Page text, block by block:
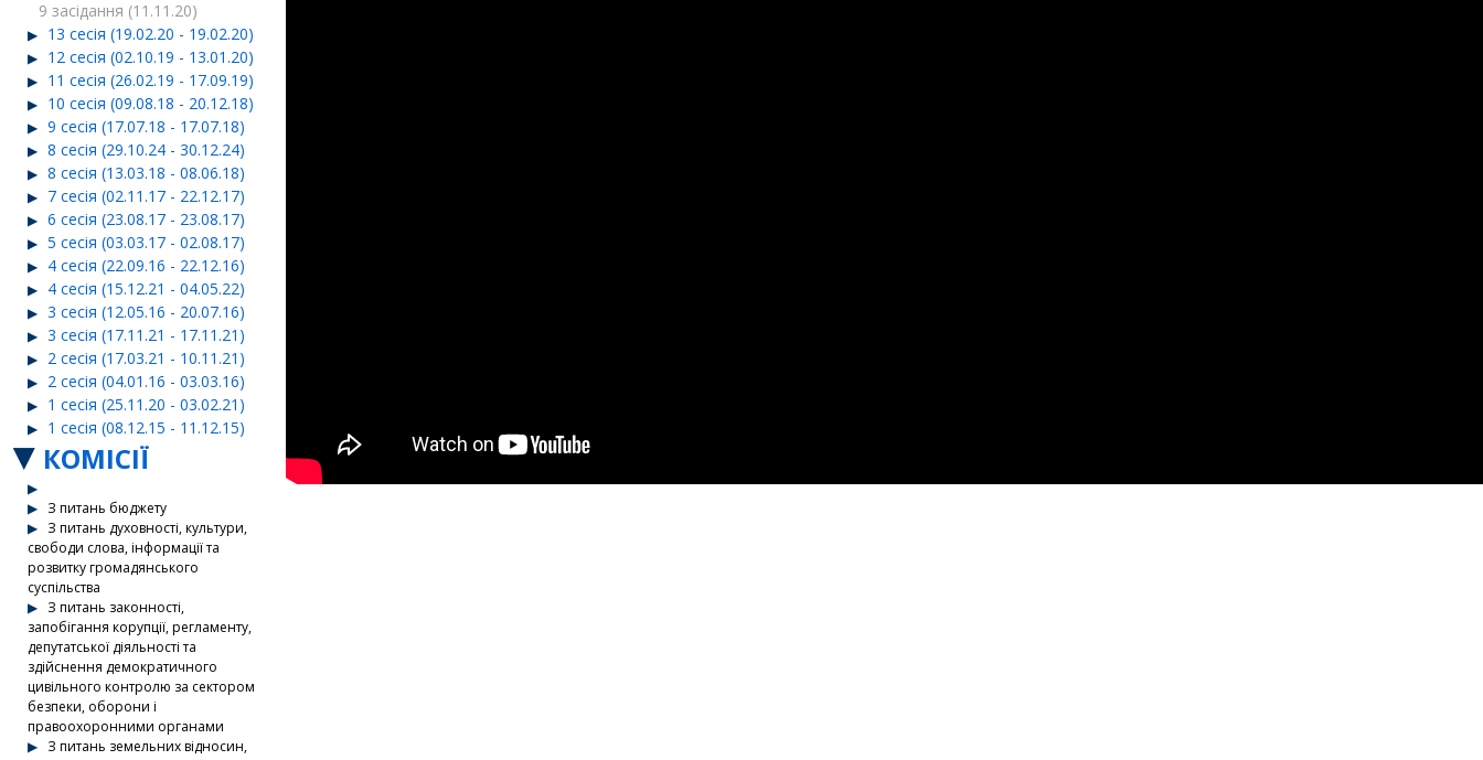
9 засідання (11.11.20)
13 сесія (19.02.20 - 19.02.20)
12 сесія (02.10.19 - 13.01.20)
11 сесія (26.02.19 - 17.09.19)
10 сесія (09.08.18 - 20.12.18)
9 сесія (17.07.18 - 17.07.18)
8 сесія (29.10.24 - 30.12.24)
8 сесія (13.03.18 - 08.06.18)
7 сесія (02.11.17 - 22.12.17)
6 сесія (23.08.17 - 23.08.17)
5 сесія (03.03.17 - 02.08.17)
4 сесія (22.09.16 - 22.12.16)
4 сесія (15.12.21 - 04.05.22)
3 сесія (12.05.16 - 20.07.16)
3 сесія (17.11.21 - 17.11.21)
2 сесія (17.03.21 - 10.11.21)
2 сесія (04.01.16 - 03.03.16)
1 сесія (25.11.20 - 03.02.21)
1 сесія (08.12.15 - 11.12.15)
КОМІСІЇ
З питань бюджету
З питань духовності, культури,
свободи слова, інформації та
розвитку громадянського
суспільства
З питань законності,
запобігання корупції, регламенту,
депутатської діяльності та
здійснення демократичного
цивільного контролю за сектором
безпеки, оборони і
правоохоронними органами
З питань земельних відносин,